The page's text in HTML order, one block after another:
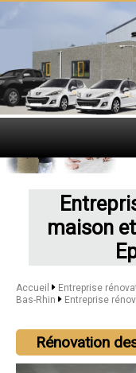
maison
Accueil
Entreprise
Bas-Rhin
Entreprise
Rénovation